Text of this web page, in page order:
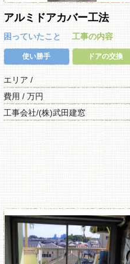
アルミドアカバー工法
困っていたこと
使い勝手
工事の内容
ドアの交換
エリア /
費用 / 万円
工事会社/(株)武田建窓